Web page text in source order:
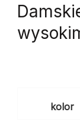
kolor